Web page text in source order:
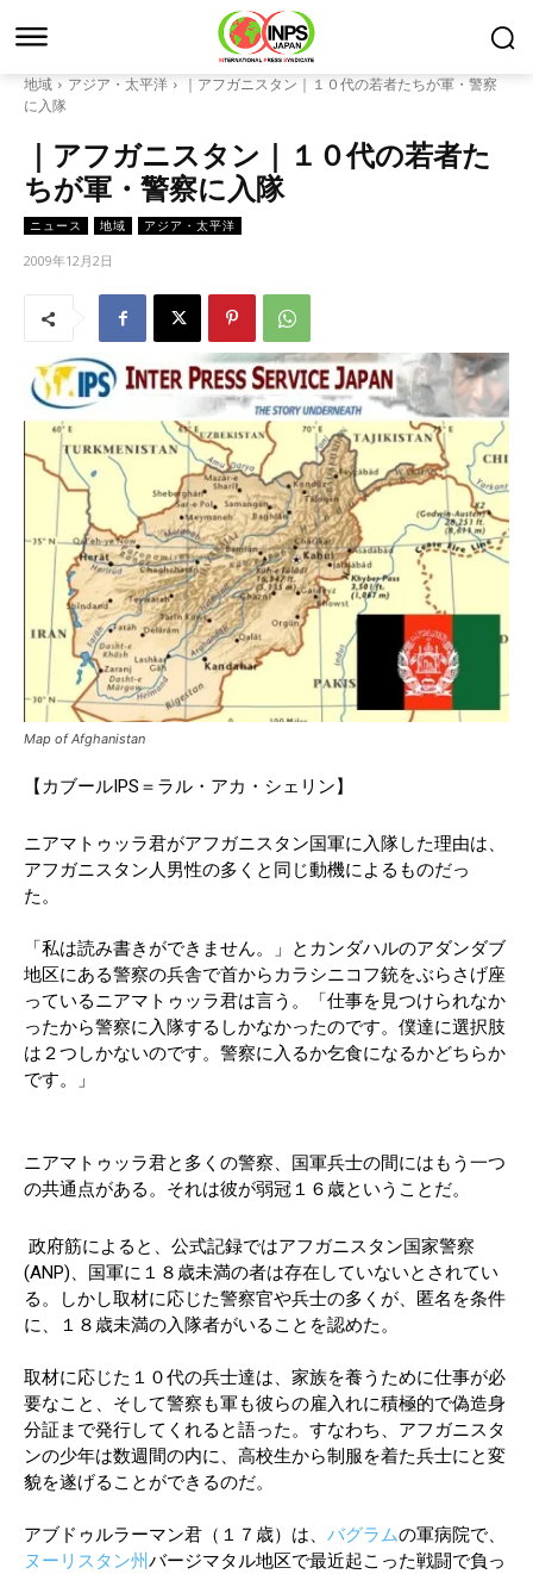
地域 アジア・太平洋
｜アフガニスタン｜１０代の若者たちが軍・警察
に入隊
｜アフガニスタン｜１０代の若者た
ちが軍・警察に入隊
ニュース 地域 アジア・太平洋
2009年12月2日
Map of Afghanistan
【カブールIPS＝ラル・アカ・シェリン】
ニアマトゥッラ君がアフガニスタン国軍に入隊した理由は、
アフガニスタン人男性の多くと同じ動機によるものだっ
た。
「私は読み書きができません。」とカンダハルのアダンダブ
地区にある警察の兵舎で首からカラシニコフ銃をぶらさげ座
っているニアマトゥッラ君は言う。「仕事を見つけられなか
ったから警察に入隊するしかなかったのです。僕達に選択肢
は２つしかないのです。警察に入るか乞食になるかどちらか
です。」
ニアマトゥッラ君と多くの警察、国軍兵士の間にはもう一つ
の共通点がある。それは彼が弱冠１６歳ということだ。
政府筋によると、公式記録ではアフガニスタン国家警察
(ANP)、国軍に１８歳未満の者は存在していないとされてい
る。しかし取材に応じた警察官や兵士の多くが、匿名を条件
に、１８歳未満の入隊者がいることを認めた。
取材に応じた１０代の兵士達は、家族を養うために仕事が必
要なこと、そして警察も軍も彼らの雇入れに積極的で偽造身
分証まで発行してくれると語った。すなわち、アフガニスタ
ンの少年は数週間の内に、高校生から制服を着た兵士にと変
貌を遂げることができるのだ。
アブドゥルラーマン君（１７歳）は、 バグラムの軍病院で、
ヌーリスタン州バージマタル地区で最近起こった戦闘で負っ